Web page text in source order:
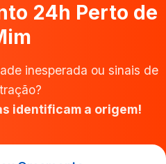
24h Perto de
inesperada ou sinais de
identificam a origem!